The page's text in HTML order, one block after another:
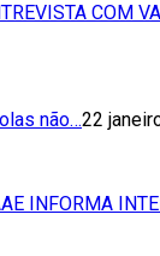
COM
não…22
INFORMA